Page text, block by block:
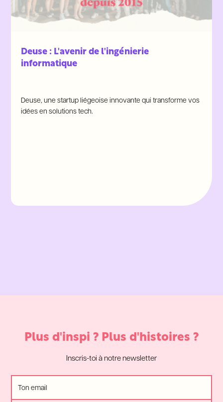
Deuse : L'avenir de l'ingénierie
informatique
Deuse, une startup liégeoise innovante qui transforme vos
idées en solutions tech.
Plus d'inspi ? Plus d'histoires ?
Inscris-toi à notre newsletter